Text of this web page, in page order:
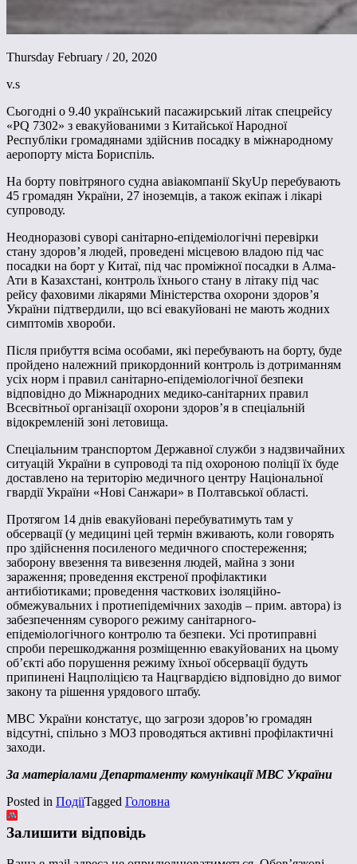
Thursday February / 20, 2020
v.s
Сьогодні о 9.40 український пасажирський літак спецрейсу
«PQ 7302» з евакуйованими з Китайської Народної
Республіки громадянами здійснив посадку в міжнародному
аеропорту міста Бориспіль.
На борту повітряного судна авіакомпанії SkyUp перебувають
45 громадян України, 27 іноземців, а також екіпаж і лікарі
супроводу.
Неодноразові суворі санітарно-епідеміологічні перевірки
стану здоров’я людей, проведені місцевою владою під час
посадки на борт у Китаї, під час проміжної посадки в Алма-
Ати в Казахстані, контроль їхнього стану в літаку під час
рейсу фаховими лікарями Міністерства охорони здоров’я
України підтвердили, що всі евакуйовані не мають жодних
симптомів хвороби.
Після прибуття всіма особами, які перебувають на борту, буде
пройдено належний прикордонний контроль із дотриманням
усіх норм і правил санітарно-епідеміологічної безпеки
відповідно до Міжнародних медико-санітарних правил
Всесвітньої організації охорони здоров’я в спеціальній
відокремленій зоні летовища.
Спеціальним транспортом Державної служби з надзвичайних
ситуацій України в супроводі та під охороною поліції їх буде
доставлено на територію медичного центру Національної
гвардії України «Нові Санжари» в Полтавської області.
Протягом 14 днів евакуйовані перебуватимуть там у
обсервації (у медицині цей термін вживають, коли говорять
про здійснення посиленого медичного спостереження;
заборону ввезення та вивезення людей, майна з зони
зараження; проведення екстреної профілактики
антибіотиками; проведення часткових ізоляційно-
обмежувальних і протиепідемічних заходів – прим. автора) із
забезпеченням суворого режиму санітарного-
епідеміологічного контролю та безпеки. Усі протиправні
спроби перешкоджання розміщенню евакуйованих на цьому
об’єкті або порушення режиму їхньої обсервації будуть
припинені Нацполіцією та Нацгвардією відповідно до вимог
закону та рішення урядового штабу.
МВС України констатує, що загрози здоров’ю громадян
відсутні, спільно з МОЗ проводяться активні профілактичні
заходи.
За матеріалами Департаменту комунікації МВС України
Posted in ПодіїTagged Головна
Залишити відповідь